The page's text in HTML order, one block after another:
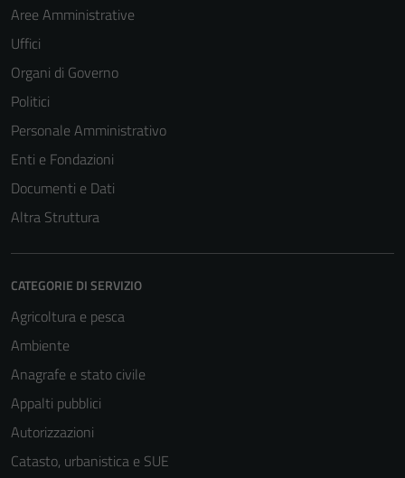
Aree Amministrative
Uffici
Organi di Governo
Politici
Personale Amministrativo
Enti e Fondazioni
Documenti e Dati
Altra Struttura
CATEGORIE DI SERVIZIO
Agricoltura e pesca
Ambiente
Anagrafe e stato civile
Appalti pubblici
Autorizzazioni
Catasto, urbanistica e SUE